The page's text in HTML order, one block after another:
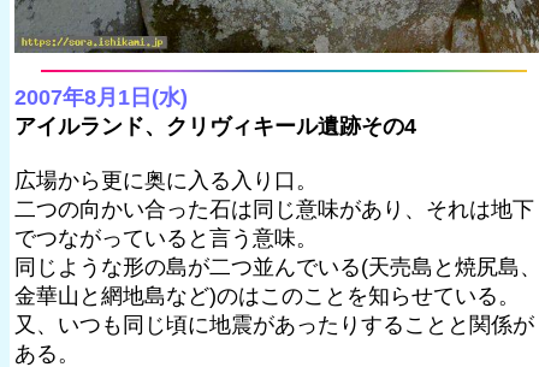
2007年8月1日(水)
アイルランド、クリヴィキール遺跡その4
広場から更に奥に入る入り口。
二つの向かい合った石は同じ意味があり、それは地下
でつながっていると言う意味。
同じような形の島が二つ並んでいる(天売島と焼尻島
金華山と網地島など)のはこのことを知らせている。
又、いつも同じ頃に地震があったりすることと関係が
ある。